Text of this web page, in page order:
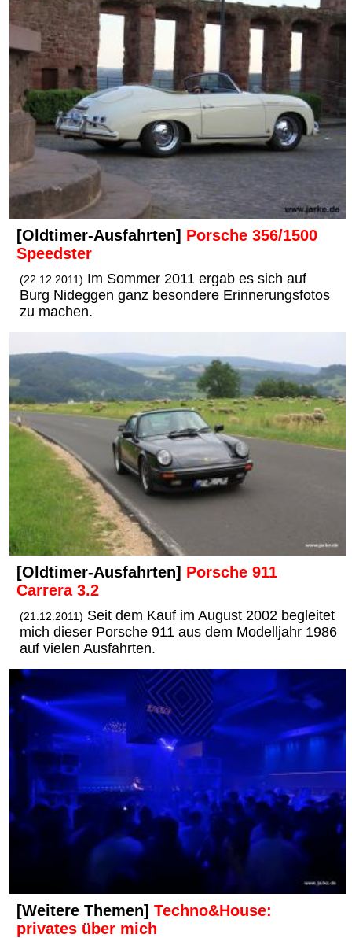
[Oldtimer-Ausfahrten] Porsche 356/1500
Speedster
(22.12.2011) Im Sommer 2011 ergab es sich auf
Burg Nideggen ganz besondere Erinnerungsfotos
zu machen.
[Oldtimer-Ausfahrten] Porsche 911
Carrera 3.2
(21.12.2011) Seit dem Kauf im August 2002 begleitet
mich dieser Porsche 911 aus dem Modelljahr 1986
auf vielen Ausfahrten.
[Weitere Themen] Techno&House:
privates über mich